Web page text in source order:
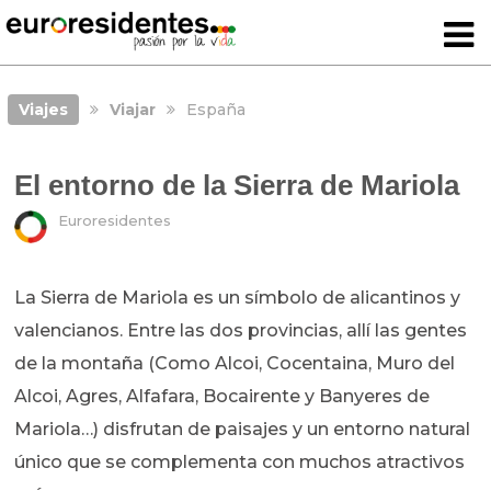
Viajes Viajar España
El entorno de la Sierra de Mariola
Euroresidentes
La Sierra de Mariola es un símbolo de alicantinos y
valencianos. Entre las dos provincias, allí las gentes
de la montaña (Como Alcoi, Cocentaina, Muro del
Alcoi, Agres, Alfafara, Bocairente y Banyeres de
Mariola…) disfrutan de paisajes y un entorno natural
único que se complementa con muchos atractivos